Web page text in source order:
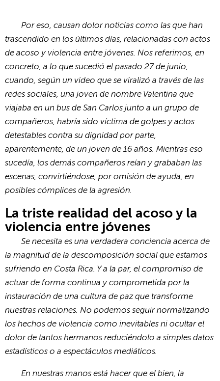
Por eso, causan dolor noticias como las que han
trascendido en los últimos días, relacionadas con actos
de acoso y violencia entre jóvenes. Nos referimos, en
concreto, a lo que sucedió el pasado 27 de junio,
cuando, según un video que se viralizó a través de las
redes sociales, una joven de nombre Valentina que
viajaba en un bus de San Carlos junto a un grupo de
compañeros, habría sido víctima de golpes y actos
detestables contra su dignidad por parte,
aparentemente, de un joven de 16 años. Mientras eso
sucedía, los demás compañeros reían y grababan las
escenas, convirtiéndose, por omisión de ayuda, en
posibles cómplices de la agresión.
La triste realidad del acoso y la
violencia entre jóvenes
Se necesita es una verdadera conciencia acerca de
la magnitud de la descomposición social que estamos
sufriendo en Costa Rica. Y a la par, el compromiso de
actuar de forma continua y comprometida por la
instauración de una cultura de paz que transforme
nuestras relaciones. No podemos seguir normalizando
los hechos de violencia como inevitables ni ocultar el
dolor de tantos hermanos reduciéndolo a simples datos
estadísticos o a espectáculos mediáticos.
En nuestras manos está hacer que el bien, la